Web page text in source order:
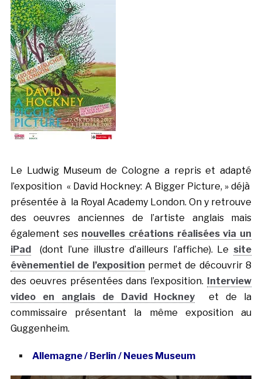
Le Ludwig Museum de Cologne a repris et adapté
l’exposition « David Hockney: A Bigger Picture, » déjà
présentée à la Royal Academy London. On y retrouve
des oeuvres anciennes de l’artiste anglais mais
également ses nouvelles créations réalisées via un
iPad(dont l’une illustre d’ailleurs l’affiche). Le site
évènementiel de l’exposition permet de découvrir 8
des oeuvres présentées dans l’exposition. Interview
video en anglais de David Hockney et de la
commissaire présentant la même exposition au
Guggenheim.
Allemagne / Berlin / Neues Museum